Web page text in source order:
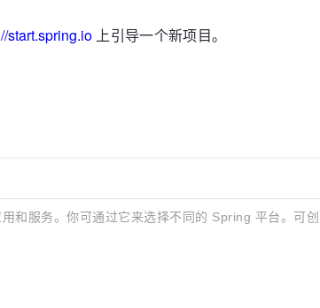
start.spring.io 上引导一个新项目。
和服务。你可通过它来选择不同的 Spring 平台。可